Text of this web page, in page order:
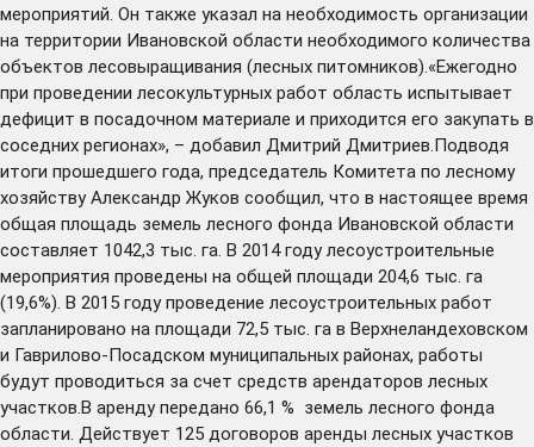
мероприятий. Он также указал на необходимость организации
на территории Ивановской области необходимого количества
объектов лесовыращивания (лесных питомников).«Ежегодно
при проведении лесокультурных работ область испытывает
дефицит в посадочном материале и приходится его закупать в
соседних регионах», – добавил Дмитрий Дмитриев.Подводя
итоги прошедшего года, председатель Комитета по лесному
хозяйству Александр Жуков сообщил, что в настоящее время
общая площадь земель лесного фонда Ивановской области
составляет 1042,3 тыс. га. В 2014 году лесоустроительные
мероприятия проведены на общей площади 204,6 тыс. га
(19,6%). В 2015 году проведение лесоустроительных работ
запланировано на площади 72,5 тыс. га в Верхнеландеховском
и Гаврилово-Посадском муниципальных районах, работы
будут проводиться за счет средств арендаторов лесных
участков.В аренду передано 66,1 % земель лесного фонда
области. Действует 125 договоров аренды лесных участков